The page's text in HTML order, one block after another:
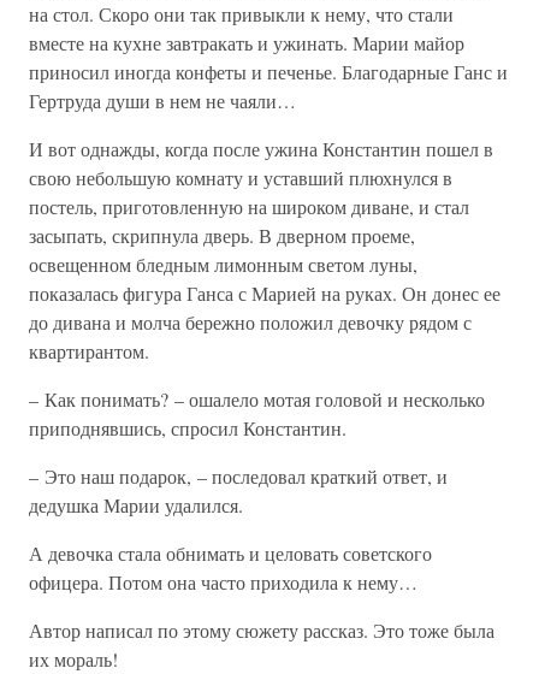
на стол. Скоро они так привыкли к нему, что стали
вместе на кухне завтракать и ужинать. Марии майор
приносил иногда конфеты и печенье. Благодарные Ганс и
Гертруда души в нем не чаяли…
И вот однажды, когда после ужина Константин пошел в
свою небольшую комнату и уставший плюхнулся в
постель, приготовленную на широком диване, и стал
засыпать, скрипнула дверь. В дверном проеме,
освещенном бледным лимонным светом луны,
показалась фигура Ганса с Марией на руках. Он донес ее
до дивана и молча бережно положил девочку рядом с
квартирантом.
– Как понимать? – ошалело мотая головой и несколько
приподнявшись, спросил Константин.
– Это наш подарок, – последовал краткий ответ, и
дедушка Марии удалился.
А девочка стала обнимать и целовать советского
офицера. Потом она часто приходила к нему…
Автор написал по этому сюжету рассказ. Это тоже была
их мораль!